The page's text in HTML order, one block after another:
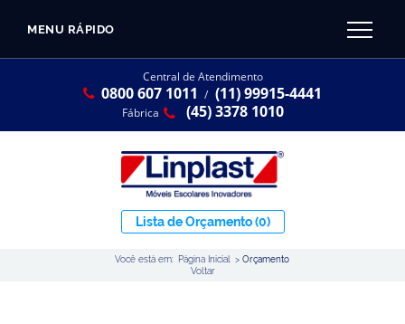
MENU RÁPIDO
Central de Atendimento
0800 607 1011 / (11) 99915-4441
Fábrica (45) 3378 1010
Lista de Orçamento(0)
Você está em: Página Inicial >Orçamento
Voltar
Linha Resina Plástica
CATÁLOGO LINPLAST 2025
SOBRE A EMPRESA